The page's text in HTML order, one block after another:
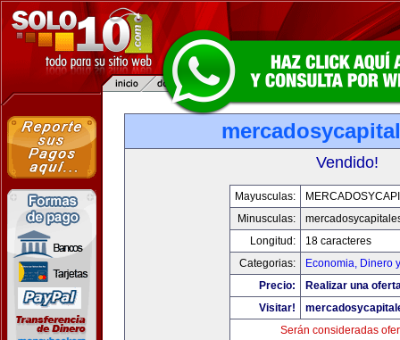
Vendido!
Mayusculas:
Minusculas:
Longitud:
18 caracteres
Categorias:
Economia, Dinero
Precio:
Realizar una
Visitar!
Serán consideradas